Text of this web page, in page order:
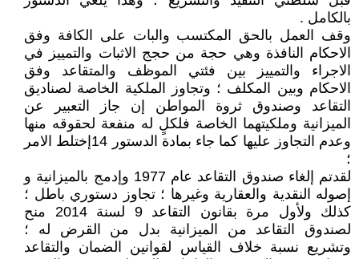
بالكامل .
وقف العمل بالحق المكتسب والبات على الكافة وفق
الاحكام النافذة وهي حجة من حجج الاثبات والتمييز في
الاجراء والتمييز بين فئتي الموظف والمتقاعد وفق
الاحكام وبين المكلف ؛ وتجاوز الملكية الخاصة لصناديق
التقاعد وصندوق ثروة المواطن إن جاز التعبير عن
الميزانية وملكيتهما الخاصة فلكلٍ له منفعة لحقوقه منها
وعدم التجاوز عليها كما جاء بمادة الدستور 14إختلط الامر
؛
لقدتم إلغاء صندوق التقاعد عام 1977 وإدمج بالميزانية و
إصوله النقدية والعقارية وغيرها ؛ تجاوز دستوري باطل ؛
كذلك ولأول مرة بقانون التقاعد 9 لسنة 2014 منح
لصندوق التقاعد من الميزانية بدل من القرض له ؛
وتشريع نسبة خلاف القياس لقوانين الضمان والتقاعد